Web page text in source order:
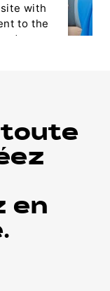
with
to the
toute
en